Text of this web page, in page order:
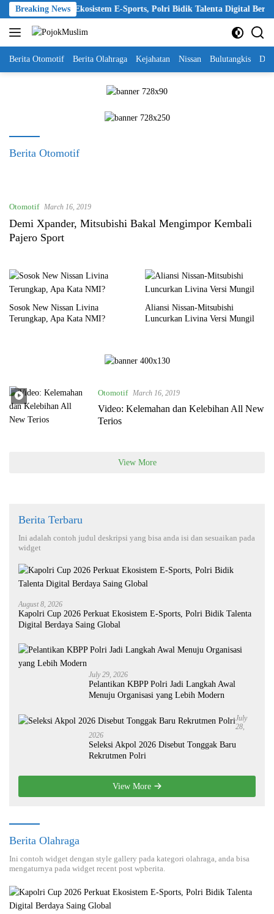
Skip
to
content
Breaking News
2026 Perkuat Ekosistem E-Sports, Polri Bidik Talenta Digital Berdaya
Berita Otomotif Berita Olahraga Kejahatan Nissan Bulutangkis
Berita Otomotif
Otomotif March 16, 2019
Demi Xpander, Mitsubishi Bakal Mengimpor Kembali
Pajero Sport
Sosok New Nissan Livina
Terungkap, Apa Kata NMI?
Aliansi Nissan-Mitsubishi
Luncurkan Livina Versi Mungil
Otomotif March 16, 2019
Video: Kelemahan dan Kelebihan All New
Terios
View More
Berita Terbaru
Ini adalah contoh judul deskripsi yang bisa anda isi dan sesuaikan pada
widget
August 8, 2026
Kapolri Cup 2026 Perkuat Ekosistem E-Sports, Polri Bidik Talenta
Digital Berdaya Saing Global
July 29, 2026
Pelantikan KBPP Polri Jadi Langkah Awal
Menuju Organisasi yang Lebih Modern
July
28,
2026
Seleksi Akpol 2026 Disebut Tonggak Baru
Rekrutmen Polri
View More
Berita Olahraga
Ini contoh widget dengan style gallery pada kategori olahraga, anda bisa
mengaturnya pada widget recent post wpberita.